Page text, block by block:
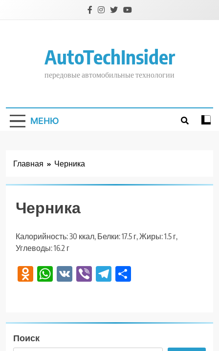
AutoTechInsider
передовые автомобильные технологии
МЕНЮ
Главная Черника
Черника
Калорийность: 30 ккал, Белки: 17.5 г, Жиры: 1.5 г,
Углеводы: 16.2 г
Odnoklassniki
WhatsApp
VK ViberTelegram
Поиск